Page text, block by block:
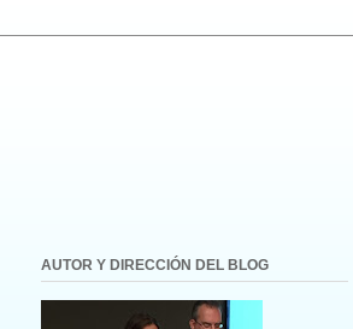
AUTOR Y DIRECCIÓN DEL BLOG